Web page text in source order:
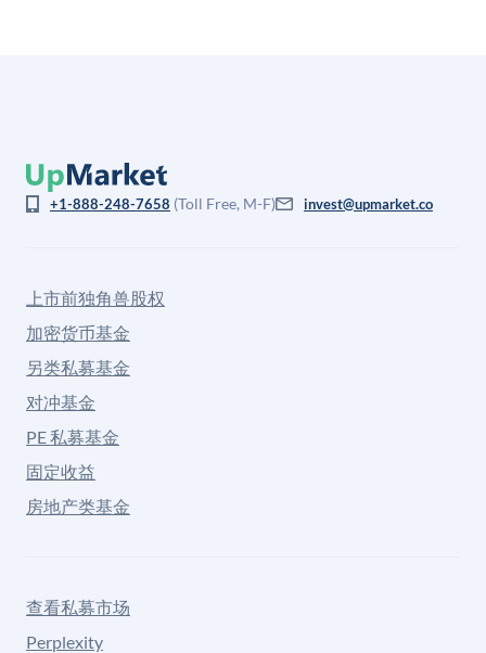
+1-888-248-7658 (Toll Free, M-F) invest@upmarket.co
上市前独角兽股权
加密货币基金
另类私募基金
对冲基金
PE 私募基金
固定收益
房地产类基金
查看私募市场
Perplexity